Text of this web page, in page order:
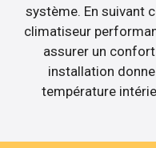
système. En suivant
climatiseur
assurer un
installation
température